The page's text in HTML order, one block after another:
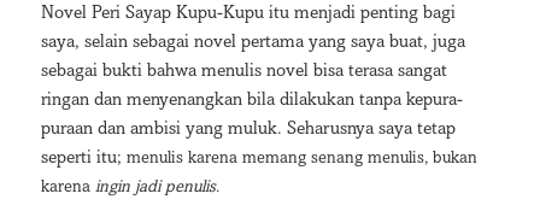
Novel Peri Sayap Kupu-Kupu itu menjadi penting bagi
saya, selain sebagai novel pertama yang saya buat, juga
sebagai bukti bahwa menulis novel bisa terasa sangat
ringan dan menyenangkan bila dilakukan tanpa kepura-
puraan dan ambisi yang muluk. Seharusnya saya tetap
seperti itu;menulis karena memang senang menulis, bukan
karenaingin jadi penulis.